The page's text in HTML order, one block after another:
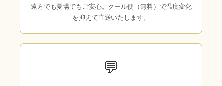
遠方でも夏場でもご安心。クール便（無料）で温度変化
を抑えて直送いたします。
💬